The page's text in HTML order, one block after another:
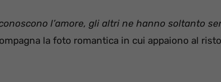
l’amore, gli altri ne hanno soltanto
la foto romantica in cui appaiono al